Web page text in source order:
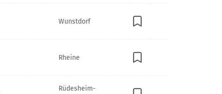
Wunstdorf
Rheine
Rüdesheim-